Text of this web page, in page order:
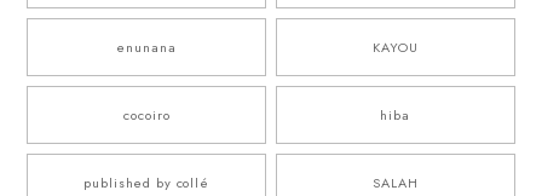
enunana KAYOU
cocoiro hiba
published by collé SALAH